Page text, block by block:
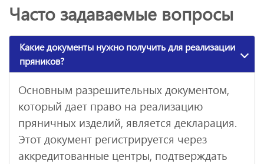
Часто задаваемые вопросы
Какие документы нужно получить для реализации
пряников?
Основным разрешительных документом,
который дает право на реализацию
пряничных изделий, является декларация.
Этот документ регистрируется через
аккредитованные центры, подтверждать